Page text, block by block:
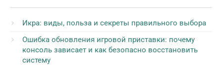
Икра: виды, польза и секреты правильного выбора
Ошибка обновления игровой приставки: почему
консоль зависает и как безопасно восстановить
систему